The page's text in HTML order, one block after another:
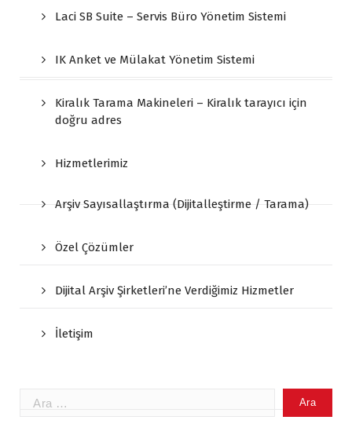
Laci SB Suite – Servis Büro Yönetim Sistemi
IK Anket ve Mülakat Yönetim Sistemi
Kiralık Tarama Makineleri – Kiralık tarayıcı için
doğru adres
Hizmetlerimiz
Arşiv Sayısallaştırma (Dijitalleştirme / Tarama)
Özel Çözümler
Dijital Arşiv Şirketleri’ne Verdiğimiz Hizmetler
İletişim
Arama: